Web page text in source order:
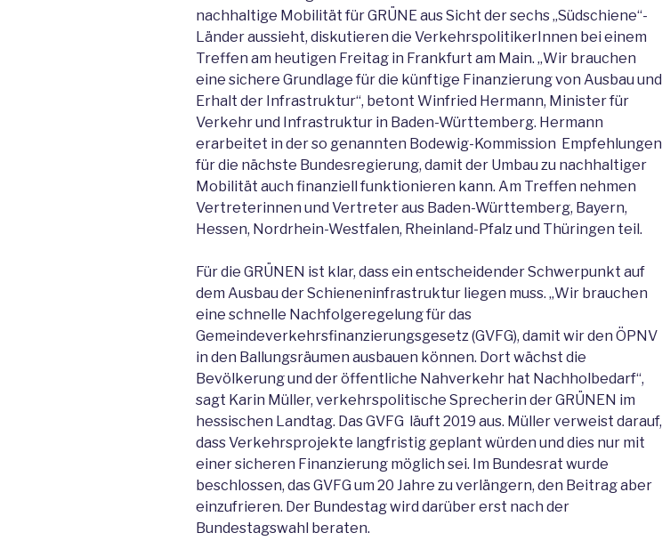
nachhaltige Mobilität für GRÜNE aus Sicht der sechs „Südschiene“-
Länder aussieht, diskutieren die VerkehrspolitikerInnen bei einem
Treffen am heutigen Freitag in Frankfurt am Main. „Wir brauchen
eine sichere Grundlage für die künftige Finanzierung von Ausbau und
Erhalt der Infrastruktur“, betont Winfried Hermann, Minister für
Verkehr und Infrastruktur in Baden-Württemberg. Hermann
erarbeitet in der so genannten Bodewig-Kommission Empfehlungen
für die nächste Bundesregierung, damit der Umbau zu nachhaltiger
Mobilität auch finanziell funktionieren kann. Am Treffen nehmen
Vertreterinnen und Vertreter aus Baden-Württemberg, Bayern,
Hessen, Nordrhein-Westfalen, Rheinland-Pfalz und Thüringen teil.
Für die GRÜNEN ist klar, dass ein entscheidender Schwerpunkt auf
dem Ausbau der Schieneninfrastruktur liegen muss. „Wir brauchen
eine schnelle Nachfolgeregelung für das
Gemeindeverkehrsfinanzierungsgesetz (GVFG), damit wir den ÖPNV
in den Ballungsräumen ausbauen können. Dort wächst die
Bevölkerung und der öffentliche Nahverkehr hat Nachholbedarf“,
sagt Karin Müller, verkehrspolitische Sprecherin der GRÜNEN im
hessischen Landtag. Das GVFG läuft 2019 aus. Müller verweist darauf,
dass Verkehrsprojekte langfristig geplant würden und dies nur mit
einer sicheren Finanzierung möglich sei. Im Bundesrat wurde
beschlossen, das GVFG um 20 Jahre zu verlängern, den Beitrag aber
einzufrieren. Der Bundestag wird darüber erst nach der
Bundestagswahl beraten.